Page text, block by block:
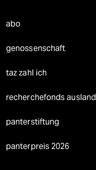
abo
genossenschaft
taz zahl ich
recherchefonds ausland
panterstiftung
panterpreis 2026